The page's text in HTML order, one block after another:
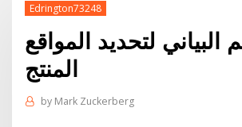
Edrington73248
البياني لتحديد المواقع
المنتج
by Mark Zuckerberg